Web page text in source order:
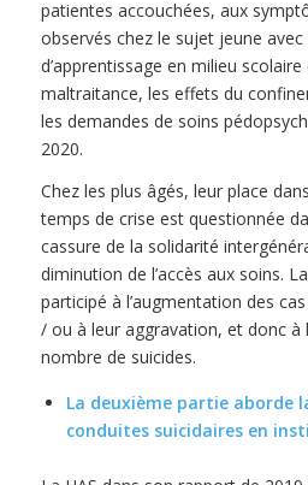
patientes accouchées, aux
observés chez le sujet jeune
d’apprentissage en milieu
maltraitance, les effets du
les demandes de soins
2020.
Chez les plus âgés, leur place
temps de crise est questionnée
cassure de la solidarité
diminution de l’accès aux soins.
participé à l’augmentation des
/ ou à leur aggravation, et donc à
nombre de suicides.
La deuxième partie aborde
conduites suicidaires en